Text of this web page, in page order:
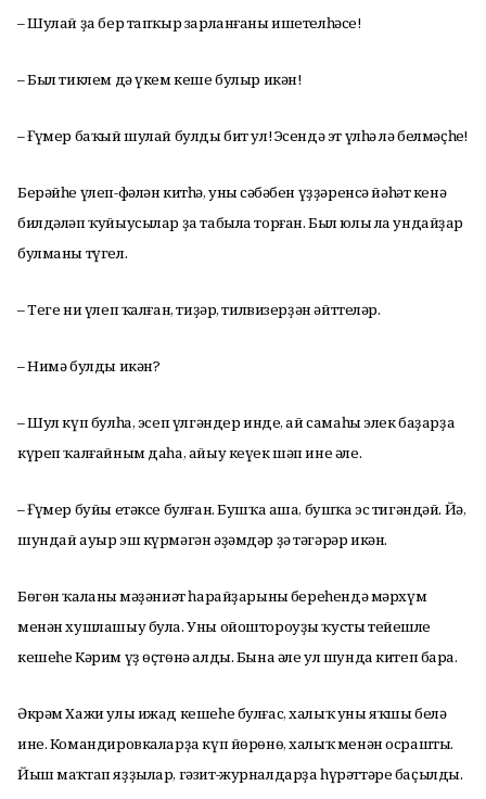
– Шулай ҙа бер тапҡыр зарланғаны ишетелһәсе!
– Был тиклем дә үкем кеше булыр икән!
– Ғүмер баҡый шулай булды бит ул! Эсендә эт үлһә лә белмәҫһең!
Берәйһе үлеп-фәлән китһә, уның сәбәбен үҙҙәренсә йәһәт кенә
билдәләп ҡуйыусылар ҙа табыла торған. Был юлы ла ундайҙар
булманы түгел.
– Теге ни үлеп ҡалған, тиҙәр, тилвизерҙән әйттеләр.
– Нимә булды икән?
– Шул күп булһа, эсеп үлгәндер инде, ай самаһы элек баҙарҙа
күреп ҡалғайным даһа, айыу кеүек шәп ине әле.
– Ғүмер буйы етәксе булған. Бушҡа аша, бушҡа эс тигәндәй. Йә,
шундай ауыр эш күрмәгән әҙәмдәр ҙә тәгәрәр икән.
Бөгөн ҡаланың мәҙәниәт һарайҙарының береһендә мәрхүм
менән хушлашыу була. Уны ойоштороуҙы ҡусты тейешле
кешеһе Кәрим үҙ өҫтөнә алды. Бына әле ул шунда китеп бара.
Әкрәм Хажи улы ижад кешеһе булғас, халыҡ уны яҡшы белә
ине. Командировкаларҙа күп йөрөнө, халыҡ менән осрашты.
Йыш маҡтап яҙҙылар, гәзит-журналдарҙа һүрәттәре баҫылды.